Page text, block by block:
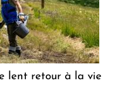
lent retour à la vie